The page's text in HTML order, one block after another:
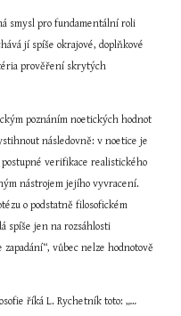
smysl pro fundamentální roli
jí spíše okrajové, doplňkové
prověření skrytých
poznáním noetických hodnot
následovně: v noetice je
verifikace realistického
nástrojem jejího vyvracení.
o podstatně filosofickém
spíše jen na rozsáhlosti
vůbec nelze hodnotově
říká L. Rychetník toto: „…